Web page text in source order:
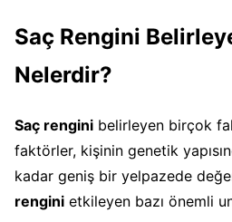
Saç Rengini
Nelerdir?
Saç rengini belirleyen birçok
faktörler, kişinin genetik
kadar geniş bir yelpazede
rengini etkileyen bazı önemli